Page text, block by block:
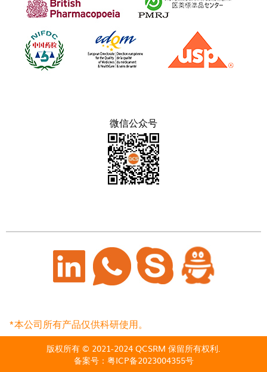
微信公众号
*本公司所有产品仅供科研使用。
版权所有 © 2021-2024 QCSRM 保留所有权利.
备案号： 粤ICP备2023004355号